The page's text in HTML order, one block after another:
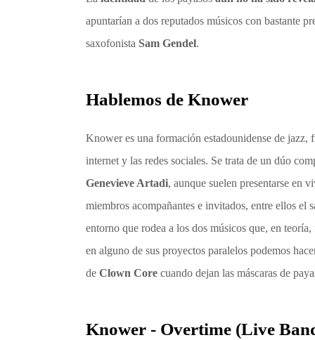
apuntarían a dos reputados músicos con bastante
saxofonista Sam Gendel.
Hablemos de Knower
Knower es una formación estadounidense de
internet y las redes sociales. Se trata de un dúo
Genevieve Artadi, aunque suelen presentarse en
miembros acompañantes e invitados, entre ellos el
entorno que rodea a los dos músicos que, en
en alguno de sus proyectos paralelos podemos
de Clown Core cuando dejan las máscaras de
Knower - Overtime (Live